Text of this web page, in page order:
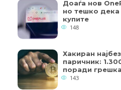
Доаѓа нов
но тешко
купите
148
Хакиран
паричник:
поради
143